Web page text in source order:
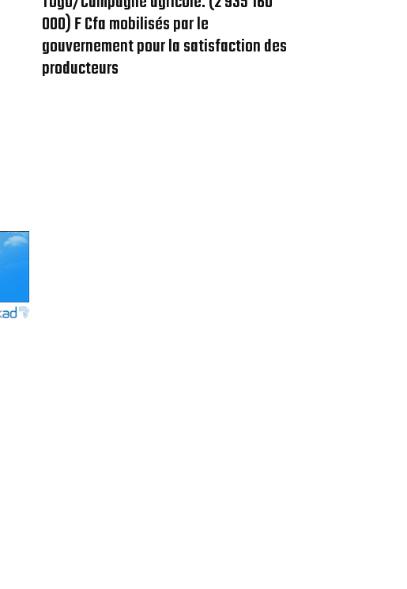
000) F Cfa mobilisés par le
gouvernement pour la satisfaction des
producteurs